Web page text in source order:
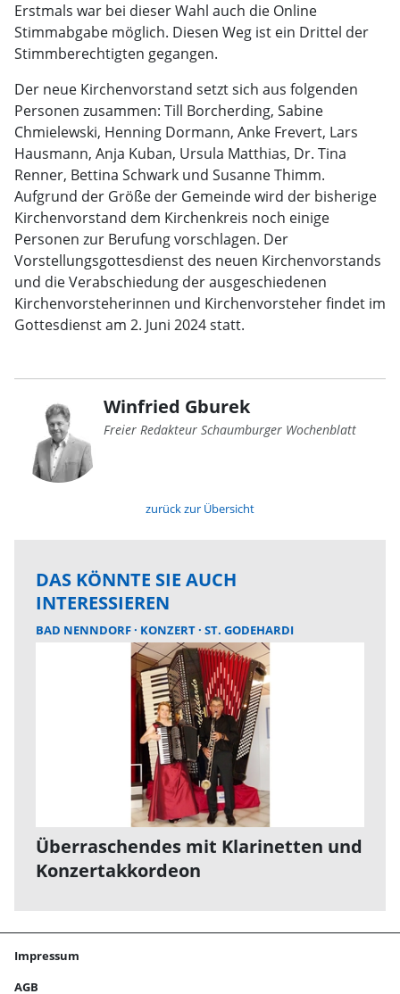
Erstmals war bei dieser Wahl auch die Online
Stimmabgabe möglich. Diesen Weg ist ein Drittel der
Stimmberechtigten gegangen.
Der neue Kirchenvorstand setzt sich aus folgenden
Personen zusammen: Till Borcherding, Sabine
Chmielewski, Henning Dormann, Anke Frevert, Lars
Hausmann, Anja Kuban, Ursula Matthias, Dr. Tina
Renner, Bettina Schwark und Susanne Thimm.
Aufgrund der Größe der Gemeinde wird der bisherige
Kirchenvorstand dem Kirchenkreis noch einige
Personen zur Berufung vorschlagen. Der
Vorstellungsgottesdienst des neuen Kirchenvorstands
und die Verabschiedung der ausgeschiedenen
Kirchenvorsteherinnen und Kirchenvorsteher findet im
Gottesdienst am 2. Juni 2024 statt.
Winfried Gburek
Freier Redakteur Schaumburger Wochenblatt
zurück zur Übersicht
DAS KÖNNTE SIE AUCH
INTERESSIEREN
BAD NENNDORF KONZERT ST. GODEHARDI
Überraschendes mit Klarinetten und
Konzertakkordeon
Impressum
AGB